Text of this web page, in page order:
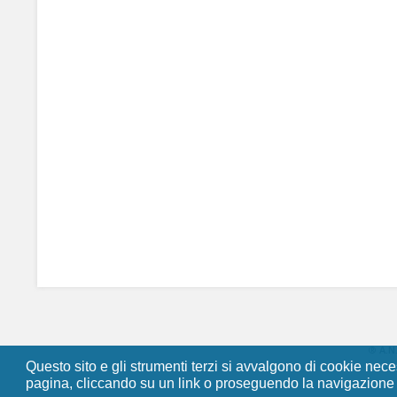
Questo sito e gli strumenti terzi si avvalgono di cookie
pagina, cliccando su un link o proseguendo la
®